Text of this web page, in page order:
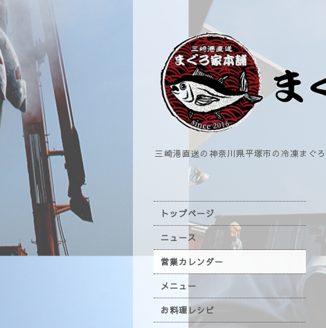
三崎港直送の神奈川県平塚市の冷凍まぐ
トップページ
ニュース
営業カレンダー
メニュー
お料理レシピ